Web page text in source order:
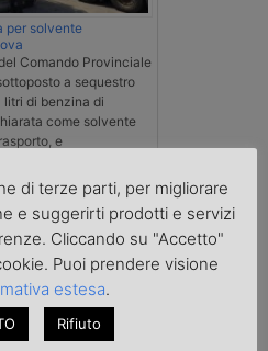
per solvente
Comando Provinciale
a sequestro
di benzina di
come solvente
e
petroliferi il
del mezzo, fermato
di terze parti, per migliorare
e suggerirti prodotti e servizi
Cliccando su "Accetto"
Puoi prendere visione
estesa.
Rifiuto